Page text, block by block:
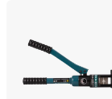
Taizhou
Zhejiang,